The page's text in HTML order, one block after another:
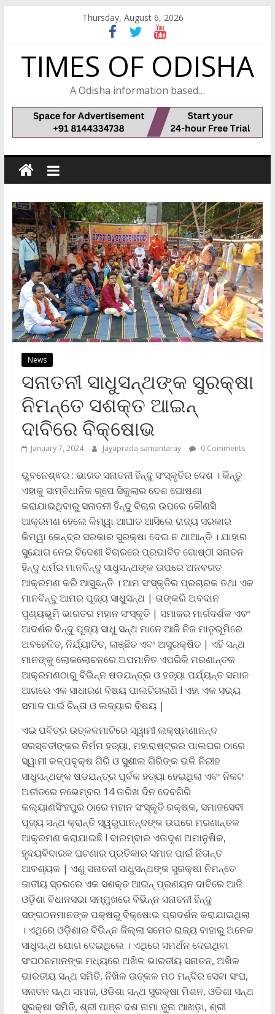
Thursday, August 6, 2026
TIMES OF ODISHA
A Odisha information based…
News
ସନାତନୀ ସାଧୁସନ୍ଥଙ୍କ ସୁରକ୍ଷା
ନିମନ୍ତେ ସଶକ୍ତ ଆଇନ୍
ଦାବିରେ ବିକ୍ଷୋଭ
January 7, 2024 Jayaprada samantaray 0 Comments
ଭୁବନେଶ୍ଵର : ଭାରତ ସନାତନୀ ହିନ୍ଦୁ ସଂସ୍କୃତିର ଦେଶ । କିନ୍ତୁ
ଏହାକୁ ସାମ୍ବିଧାନିକ ରୂପେ ସିକୁଲାର ଦେଶ ଘୋଷଣା
କରାଯାଇଥିବାରୁ ସନାତନୀ ହିନ୍ଦୁ ବିଚାର ଉପରେ କୌଣସି
ଆକ୍ରମଣ ହେଲେ କିମ୍ୱା ଆଘାତ ଆସିଲେ ରାଜ୍ୟ ସରକାର
କିମ୍ୱା କେନ୍ଦ୍ର ସରକାର ସୁରକ୍ଷା ଦେଇ ନ ଥାଆନ୍ତି । ଯାହାର
ସୁଯୋଗ ନେଇ ବିଦେଶୀ ବିଚାରରେ ପ୍ରଭାବିତ ଗୋଷ୍ଠୀ ସନାତନ
ହିନ୍ଦୁ ଧର୍ମର ମାନବିନ୍ଦୁ ସାଧୁସନ୍ଥଙ୍କ ଉପରେ ଅନବରତ
ଆକ୍ରମଣ କରି ଆସୁଛନ୍ତି । ଆମ ସଂସ୍କୃତିର ପ୍ରଚାରକ ତଥା ଏକ
ମାନବିନ୍ଦୁ ଆମର ପୂଜ୍ୟ ସାଧୁସନ୍ଥ | ତାଙ୍କରି ଅବଦାନ
ପୁଣ୍ୟଭୁମି ଭାରତର ମହାନ ସଂସ୍କୃତି | ସମାଜର ମାର୍ଗଦର୍ଶକ ଏବଂ
ଆଦର୍ଶର ବିନ୍ଦୁ ପୂଜ୍ୟ ସାଧୁ ସନ୍ଥ ମାନେ ଆଜି ନିଜ ମାତୃଭୂମିରେ
ଅବହେଳିତ, ନିର୍ଯ୍ୟାତିତ, ଲାଞ୍ଛିତ ଏବଂ ଅସୁରକ୍ଷିତ | ଏହି ସନ୍ଥ
ମାନଙ୍କୁ ଲୋକଲୋଚନରେ ଅପମାନିତ ଏପରିକି ମରଣାନ୍ତକ
ଆକ୍ରମଣଠାରୁ ବିଭିନ୍ନ ଷଡଯନ୍ତ୍ର ଓ ହତ୍ୟା ପର୍ଯ୍ୟନ୍ତ ସମାଜ
ଆଗରେ ଏକ ସାଧାରଣ ବିଷୟ ପାଲଟିଗଲାଣି l ଏହା ଏକ ସଭ୍ୟ
ସମାଜ ପାଇଁ ଚିନ୍ତା ଓ ଲଜ୍ୟାର ବିଷୟ |
ଏଇ ପବିତ୍ର ଉତ୍କଳମାଟିରେ ସ୍ୱାମୀ ଲକ୍ଷ୍ମଣାନନ୍ଦ
ସରସ୍ବତୀଙ୍କର ନିର୍ମମ ହତ୍ୟା, ମହାରାଷ୍ଟ୍ରର ପାଲଘର ଠାରେ
ସ୍ୱାମୀ କଳ୍ପବୃକ୍ଷ ଗିରି ଓ ସୁଶୀଲ ଗିରିଙ୍କ ଭଳି ନିରୀହ
ସାଧୁସନ୍ଥଙ୍କ ଷଡଯନ୍ତ୍ର ପୂର୍ବକ ହତ୍ୟା ହେଇଥିଲା ଏବଂ ନିକଟ
ଅତୀତରେ ନଭେମ୍ବର 14 ତାରିଖ ଦିନ ଦେବଗିରି
କଲ୍ୟାଣସିଂହପୁର ଠାରେ ମହାନ ସଂସ୍କୃତି ରକ୍ଷକ, ସମାଜସେବୀ
ପୂଜ୍ୟ ସନ୍ଥ କ୍ରାନ୍ତି ସ୍ୱରୁପାନନ୍ଦଙ୍କ ଉପରେ ମରଣାନ୍ତକ
ଆକ୍ରମଣ କରାଯାଇଛି l ବାରମ୍ବାର ଏତାଦୃଶ ଅମାନୁଷିକ,
ହୃଦୟବିଦାରକ ଘଟଣାର ପ୍ରତିକାର ସମାଜ ପାଇଁ ନିତାନ୍ତ
ଆବଶ୍ୟକ | ଏଣୁ ସନାତନୀ ସାଧୁସନ୍ଥଙ୍କ ସୁରକ୍ଷା ନିମନ୍ତେ
ଜାତୀୟ ସ୍ତରରେ ଏକ ସଶକ୍ତ ଆଇନ୍ ପ୍ରଣୟନ ଦାବିରେ ଆଜି
ଓଡ଼ିଶା ବିଧାନସଭା ସମ୍ମୁଖରେ ବିଭିନ୍ନ ସନାତନୀ ହିନ୍ଦୁ
ସଙ୍ଗଠନମାନଙ୍କ ପକ୍ଷରୁ ବିକ୍ଷୋଭ ପ୍ରଦର୍ଶନ କରାଯାଇଥିଲା
। ଏଥିରେ ଓଡ଼ିଶାର ବିଭିନ୍ନ ଜିଲ୍ଲା ସମେତ ରାଜ୍ୟ ବାହାରୁ ଅନେକ
ସାଧୁସନ୍ଥ ଯୋଗ ଦେଇଥିଲେ । ଏଥିରେ ସମର୍ଥନ ଦେଇଥିବା
ସଂଘଠନମାନଙ୍କ ମଧ୍ୟରେ ଅଖିଳ ଭାରତୀୟ ସନାତନ, ଅଖିଳ
ଭାରତୀୟ ସନ୍ଥ ସମିତି, ନିଖିଳ ଉତ୍କଳ ମଠ ମନ୍ଦିର ସେବା ସଂଘ,
ସନାତନ ସନ୍ଥ ସମାଜ, ଓଡିଶା ସନ୍ଥ ସୁରକ୍ଷା ମିଶନ, ଓଡିଶା ସନ୍ଥ
ସୁରକ୍ଷା ସମିତି, ଶ୍ରୀ ପାଞ୍ଚ ଦଶ ନାମା ଜୁନା ଆଖଡ଼ା, ଶ୍ରୀ